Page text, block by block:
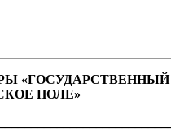
ПОЛЕ»